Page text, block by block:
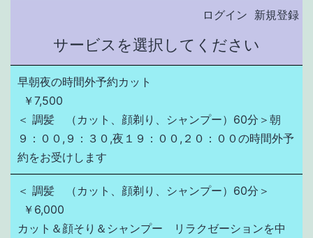
新規登録
ログイン
サービスを選択してください
早朝夜の時間外予約カット
￥7,500
＜ 調髪　（カット、顔剃り、シャンプー）60分＞朝
９：００,９：３０,夜１９：００,２０：００の時間外予
約をお受けします
＜ 調髪 （カット、顔剃り、シャンプー）60分＞
￥6,000
カット＆顔そり＆シャンプー　リラクゼーションを中